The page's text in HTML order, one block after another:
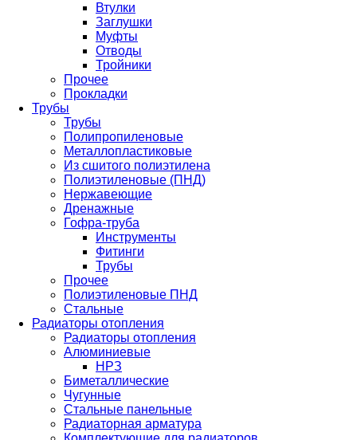
Втулки
Заглушки
Муфты
Отводы
Тройники
Прочее
Прокладки
Трубы
Трубы
Полипропиленовые
Металлопластиковые
Из сшитого полиэтилена
Полиэтиленовые (ПНД)
Нержавеющие
Дренажные
Гофра-труба
Инструменты
Фитинги
Трубы
Прочее
Полиэтиленовые ПНД
Стальные
Радиаторы отопления
Радиаторы отопления
Алюминиевые
НРЗ
Биметаллические
Чугунные
Стальные панельные
Радиаторная арматура